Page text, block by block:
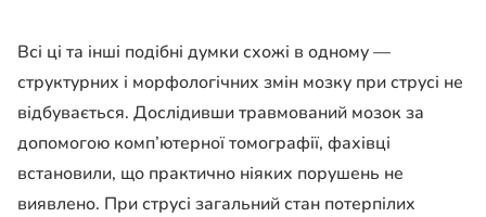
Всі ці та інші подібні думки схожі в одному —
структурних і морфологічних змін мозку при струсі не
відбувається. Дослідивши травмований мозок за
допомогою комп’ютерної томографії, фахівці
встановили, що практично ніяких порушень не
виявлено. При струсі загальний стан потерпілих